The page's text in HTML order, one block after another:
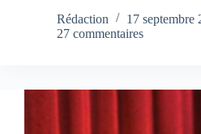
Rédaction
17 septembre
27 commentaires